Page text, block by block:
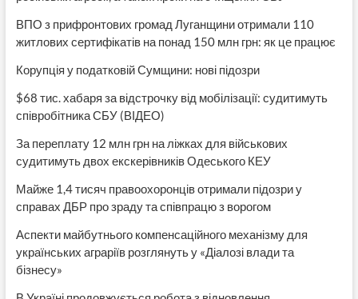
ВПО з прифронтових громад Луганщини отримали 110
житлових сертифікатів на понад 150 млн грн: як це працює
Корупція у податковій Сумщини: нові підозри
$68 тис. хабаря за відстрочку від мобілізації: судитимуть
співробітника СБУ (ВІДЕО)
За переплату 12 млн грн на ліжках для військових
судитимуть двох екскерівників Одеського КЕУ
Майже 1,4 тисяч правоохоронців отримали підозри у
справах ДБР про зраду та співпрацю з ворогом
Аспекти майбутнього компенсаційного механізму для
українських аграріїв розглянуть у «Діалозі влади та
бізнесу»